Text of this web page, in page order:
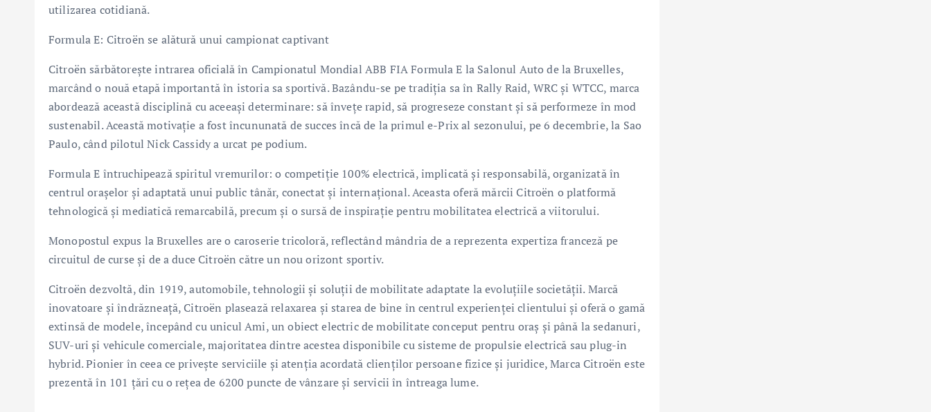
utilizarea cotidiană.
Formula E: Citroën se alătură unui campionat captivant
Citroën sărbătorește intrarea oficială în Campionatul Mondial ABB FIA Formula E la Salonul Auto de la Bruxelles,
marcând o nouă etapă importantă în istoria sa sportivă. Bazându-se pe tradiția sa în Rally Raid, WRC și WTCC, marca
abordează această disciplină cu aceeași determinare: să învețe rapid, să progreseze constant și să performeze în mod
sustenabil. Această motivație a fost încununată de succes încă de la primul e-Prix al sezonului, pe 6 decembrie, la Sao
Paulo, când pilotul Nick Cassidy a urcat pe podium.
Formula E întruchipează spiritul vremurilor: o competiție 100% electrică, implicată și responsabilă, organizată în
centrul orașelor și adaptată unui public tânăr, conectat și internațional. Aceasta oferă mărcii Citroën o platformă
tehnologică și mediatică remarcabilă, precum și o sursă de inspirație pentru mobilitatea electrică a viitorului.
Monopostul expus la Bruxelles are o caroserie tricoloră, reflectând mândria de a reprezenta expertiza franceză pe
circuitul de curse și de a duce Citroën către un nou orizont sportiv.
Citroën dezvoltă, din 1919, automobile, tehnologii și soluții de mobilitate adaptate la evoluțiile societății. Marcă
inovatoare și îndrăzneață, Citroën plasează relaxarea și starea de bine în centrul experienței clientului și oferă o gamă
extinsă de modele, începând cu unicul Ami, un obiect electric de mobilitate conceput pentru oraș și până la sedanuri,
SUV-uri și vehicule comerciale, majoritatea dintre acestea disponibile cu sisteme de propulsie electrică sau plug-in
hybrid. Pionier în ceea ce privește serviciile și atenția acordată clienților persoane fizice și juridice, Marca Citroën este
prezentă în 101 țări cu o rețea de 6200 puncte de vânzare și servicii în întreaga lume.